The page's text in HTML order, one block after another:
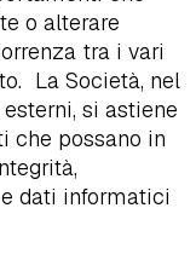
o alterare
tra i vari
La Società, nel
si astiene
che possano in
dati informatici